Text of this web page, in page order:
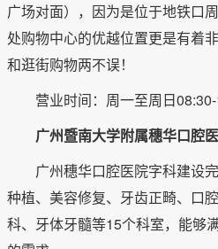
广场对面），因为是位于地铁口
处购物中心的优越位置更是有着
和逛街购物两不误！
营业时间：周一至周日
广州暨南大学附属穗华口腔医
广州穗华口腔医院字科建设
种植、美容修复、牙齿正畸、口
科、牙体牙髓等15个科室，能够